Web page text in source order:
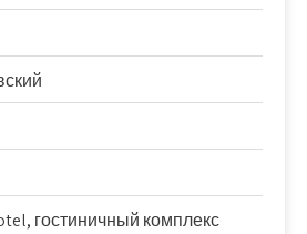
гостиничный комплекс